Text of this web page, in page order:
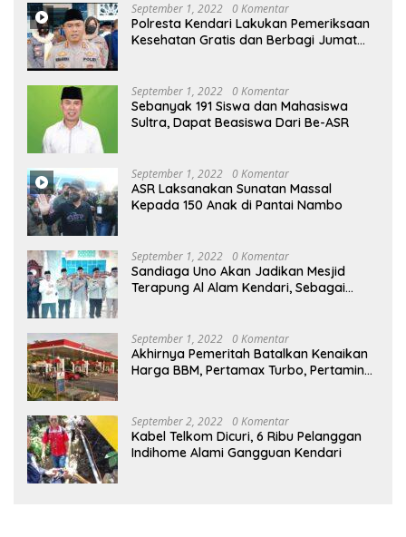
September 1, 2022 0 Komentar
Polresta Kendari Lakukan Pemeriksaan
Kesehatan Gratis dan Berbagi Jumat
September 1, 2022 0 Komentar
Sebanyak 191 Siswa dan Mahasiswa
Sultra, Dapat Beasiswa Dari Be-ASR
September 1, 2022 0 Komentar
ASR Laksanakan Sunatan Massal
Kepada 150 Anak di Pantai Nambo
September 1, 2022 0 Komentar
Sandiaga Uno Akan Jadikan Mesjid
Terapung Al Alam Kendari, Sebagai
September 1, 2022 0 Komentar
Akhirnya Pemeritah Batalkan Kenaikan
Harga BBM, Pertamax Turbo, Pertamina
September 2, 2022 0 Komentar
Kabel Telkom Dicuri, 6 Ribu Pelanggan
Indihome Alami Gangguan Kendari